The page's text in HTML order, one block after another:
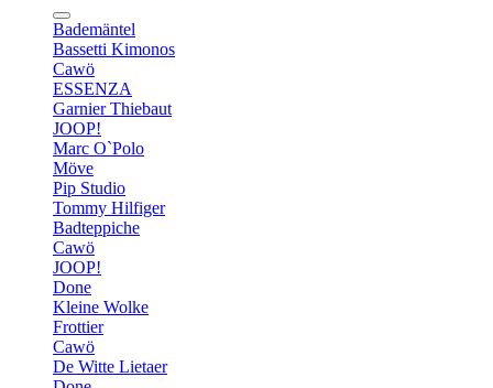
Bademäntel
Bassetti Kimonos
Cawö
ESSENZA
Garnier Thiebaut
JOOP!
Marc O`Polo
Möve
Pip Studio
Tommy Hilfiger
Badteppiche
Cawö
JOOP!
Done
Kleine Wolke
Frottier
Cawö
De Witte Lietaer